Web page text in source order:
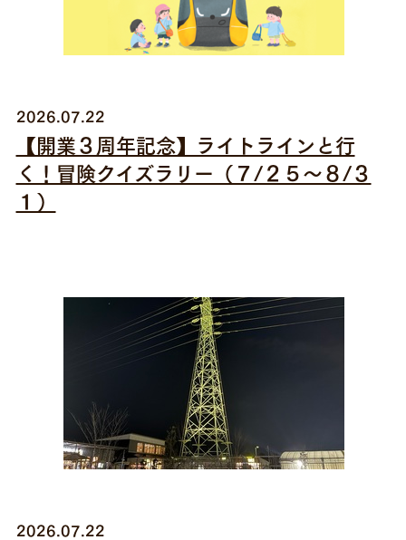
2026.07.22
【開業３周年記念】ライトラインと行
く！冒険クイズラリー（７/２５～８/３
１）
2026.07.22